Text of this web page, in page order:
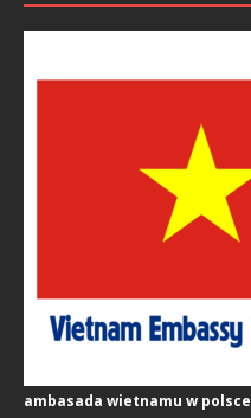
ambasada wietnamu w polsce